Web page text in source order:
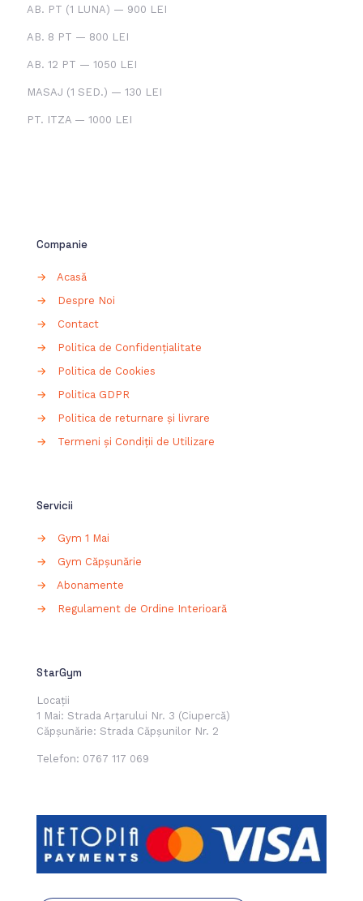
AB. PT (1 LUNA) — 900 LEI
AB. 8 PT — 800 LEI
AB. 12 PT — 1050 LEI
MASAJ (1 SED.) — 130 LEI
PT. ITZA — 1000 LEI
Companie
→
Acasă
→
Despre Noi
→
Contact
→
Politica de Confidențialitate
→
Politica de Cookies
→
Politica GDPR
→
Politica de returnare și livrare
→
Termeni și Condiții de Utilizare
Servicii
→
Gym 1 Mai
→
Gym Căpșunărie
→
Abonamente
→
Regulament de Ordine Interioară
StarGym
Locații
1 Mai: Strada Arțarului Nr. 3 (Ciupercă)
Căpșunărie: Strada Căpșunilor Nr. 2
Telefon: 0767 117 069